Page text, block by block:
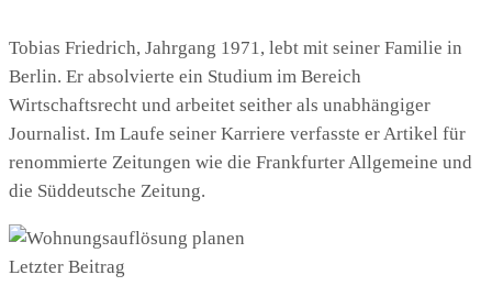
Tobias Friedrich, Jahrgang 1971, lebt mit seiner Familie in
Berlin. Er absolvierte ein Studium im Bereich
Wirtschaftsrecht und arbeitet seither als unabhängiger
Journalist. Im Laufe seiner Karriere verfasste er Artikel für
renommierte Zeitungen wie die Frankfurter Allgemeine und
die Süddeutsche Zeitung.
Letzter Beitrag